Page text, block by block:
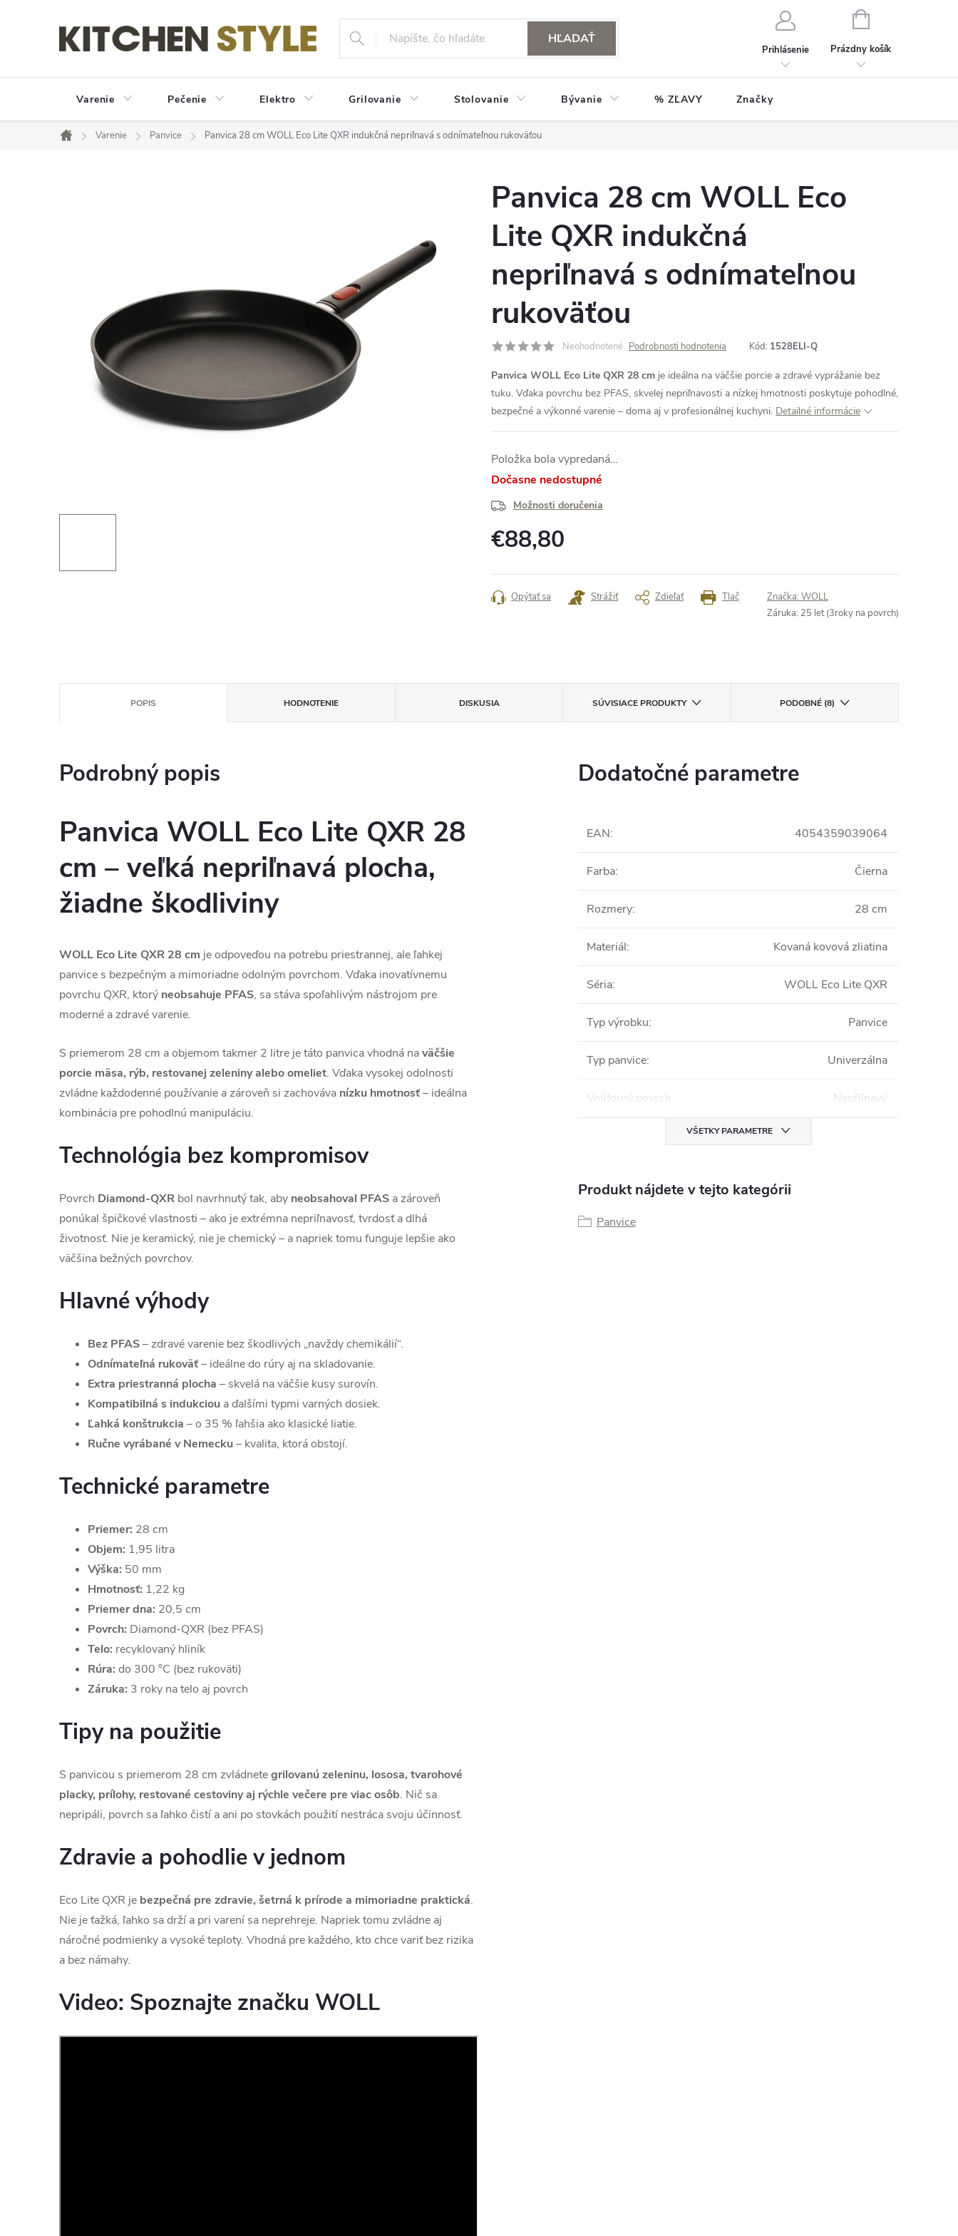
HĽADAŤ
Prihlásenie
NÁKUPNÝ
Prázdny košík
Varenie Pečenie Elektro Grilovanie Stolovanie Bývanie % ZĽAVY Značky
Domov
Varenie Panvice Panvica 28 cm WOLL Eco Lite QXR indukčná nepriľnavá s odnímateľnou rukoväťou
Panvica 28 cm WOLL Eco
Lite QXR indukčná
nepriľnavá s odnímateľnou
rukoväťou
Neohodnotené Podrobnosti hodnotenia Kód: 1528ELI-Q
Panvica WOLL Eco Lite QXR 28 cm je ideálna na väčšie porcie a zdravé vyprážanie bez
tuku. Vďaka povrchu bez PFAS, skvelej nepriľnavosti a nízkej hmotnosti poskytuje pohodlné,
bezpečné a výkonné varenie – doma aj v profesionálnej kuchyni. Detailné informácie
Položka bola vypredaná…
Dočasne nedostupné
Možnosti doručenia
€88,80
cena:
Tlač
Opýtať sa Strážiť Zdieľať Značka: WOLL
Záruka: 25 let (3roky na povrch)
POPIS HODNOTENIE DISKUSIA SÚVISIACE PRODUKTY PODOBNÉ (8)
Podrobný popis
Panvica WOLL Eco Lite QXR 28
cm – veľká nepriľnavá plocha,
žiadne škodliviny
WOLL Eco Lite QXR 28 cm je odpoveďou na potrebu priestrannej, ale ľahkej
panvice s bezpečným a mimoriadne odolným povrchom. Vďaka inovatívnemu
povrchu QXR, ktorý neobsahuje PFAS, sa stáva spoľahlivým nástrojom pre
moderné a zdravé varenie.
S priemerom 28 cm a objemom takmer 2 litre je táto panvica vhodná naväčšie
porcie mäsa, rýb, restovanej zeleniny alebo omeliet. Vďaka vysokej odolnosti
zvládne každodenné používanie a zároveň si zachováva nízku hmotnosť– ideálna
kombinácia pre pohodlnú manipuláciu.
Technológia bez kompromisov
Povrch Diamond-QXR bol navrhnutý tak, aby neobsahoval PFAS a zároveň
ponúkal špičkové vlastnosti – ako je extrémna nepriľnavosť, tvrdosť a dlhá
životnosť. Nie je keramický, nie je chemický – a napriek tomu funguje lepšie ako
väčšina bežných povrchov.
Hlavné výhody
Bez PFAS– zdravé varenie bez škodlivých „navždy chemikálií“.
Odnímateľná rukoväť– ideálne do rúry aj na skladovanie.
Extra priestranná plocha – skvelá na väčšie kusy surovín.
Kompatibilná s indukciou a ďalšími typmi varných dosiek.
Ľahká konštrukcia – o 35 % ľahšia ako klasické liatie.
Ručne vyrábané v Nemecku– kvalita, ktorá obstojí.
Technické parametre
Priemer: 28 cm
Objem: 1,95 litra
Výška: 50 mm
Hmotnosť: 1,22 kg
Priemer dna: 20,5 cm
Povrch: Diamond-QXR (bez PFAS)
Telo: recyklovaný hliník
Rúra: do 300 °C (bez rukoväti)
Záruka: 3 roky na telo aj povrch
Tipy na použitie
S panvicou s priemerom 28 cm zvládnetegrilovanú zeleninu, lososa, tvarohové
placky, prílohy, restované cestoviny aj rýchle večere pre viac osôb. Nič sa
nepripáli, povrch sa ľahko čistí a ani po stovkách použití nestráca svoju účinnosť.
Zdravie a pohodlie v jednom
Eco Lite QXR je bezpečná pre zdravie, šetrná k prírode a mimoriadne praktická.
Nie je ťažká, ľahko sa drží a pri varení sa neprehreje. Napriek tomu zvládne aj
náročné podmienky a vysoké teploty. Vhodná pre každého, kto chce variť bez rizika
a bez námahy.
Video: Spoznajte značku WOLL
Dodatočné parametre
EAN: 4054359039064
Farba: Čierna
Rozmery: 28 cm
Materiál: Kovaná kovová zliatina
Séria: WOLL Eco Lite QXR
Typ výrobku: Panvice
Typ panvice: Univerzálna
Vnútorný povrch: Nepřilnavý
VŠETKY PARAMETRE
Produkt nájdete v tejto kategórii
Panvice